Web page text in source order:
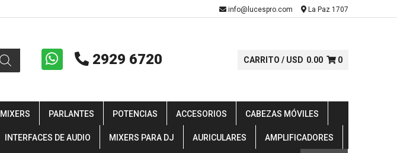
info@lucespro.com La Paz 1707
2929 6720 CARRITO / USD 0.00 0
MIXERS PARLANTES POTENCIAS ACCESORIOS CABEZAS MÓVILES
INTERFACES DE AUDIO MIXERS PARA DJ AURICULARES AMPLIFICADORES